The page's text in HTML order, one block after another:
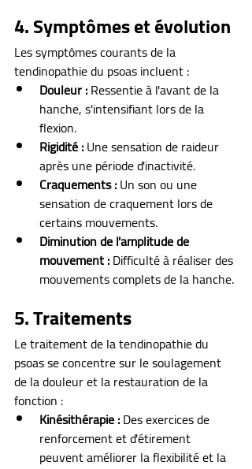
4. Symptômes et évolution
Les symptômes courants de la
tendinopathie du psoas incluent :
Douleur : Ressentie à l'avant de la
hanche, s'intensifiant lors de la
flexion.
Rigidité : Une sensation de raideur
après une période d'inactivité.
Craquements : Un son ou une
sensation de craquement lors de
certains mouvements.
Diminution de l'amplitude de
mouvement : Difficulté à réaliser des
mouvements complets de la hanche.
5. Traitements
Le traitement de la tendinopathie du
psoas se concentre sur le soulagement
de la douleur et la restauration de la
fonction :
Kinésithérapie : Des exercices de
renforcement et d'étirement
peuvent améliorer la flexibilité et la